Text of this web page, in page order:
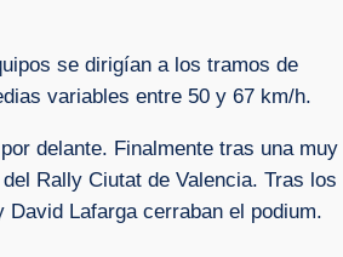
se dirigían a los tramos de
variables entre 50 y 67 km/h.
delante. Finalmente tras una muy
Rally Ciutat de Valencia. Tras los
Lafarga cerraban el podium.